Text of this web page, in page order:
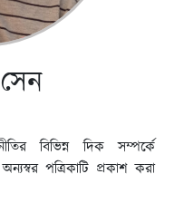
বিভিন্ন দিক সম্পর্কে
পত্রিকাটি প্রকাশ করা